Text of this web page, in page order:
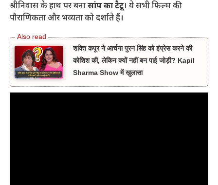
श्रीनिवास के हाथ पर बनासांप का टैटू। ये सभी फिल्म की
पौराणिकता और भव्यता को दर्शाते हैं।
शक्ति कपूर ने आर्चना पुरन सिंह को इंप्रेस करने की
कोशिश की, लेकिन क्यों नहीं बन पाई जोड़ी? Kapil
Sharma Show में खुलासा